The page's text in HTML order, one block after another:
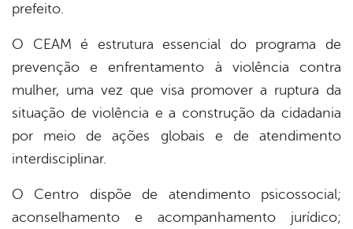
prefeito.
O CEAM é estrutura essencial do programa de
prevenção e enfrentamento à violência contra
mulher, uma vez que visa promover a ruptura da
situação de violência e a construção da cidadania
por meio de ações globais e de atendimento
interdisciplinar.
O Centro dispõe de atendimento psicossocial;
aconselhamento e acompanhamento jurídico;